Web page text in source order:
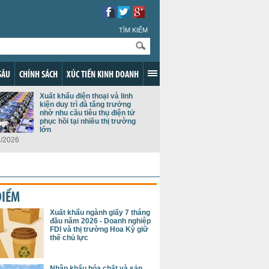
TÌM KIẾM
CHÍNH SÁCH XÚC TIẾN KINH DOANH
Xuất khẩu điện thoại và linh
kiện duy trì đà tăng trưởng
nhờ nhu cầu tiêu thụ điện tử
phục hồi tại nhiều thị trường
lớn
2026
Xuất khẩu ngành giấy 7 tháng
đầu năm 2026 - Doanh nghiệp
FDI và thị trường Hoa Kỳ giữ
thế chủ lực